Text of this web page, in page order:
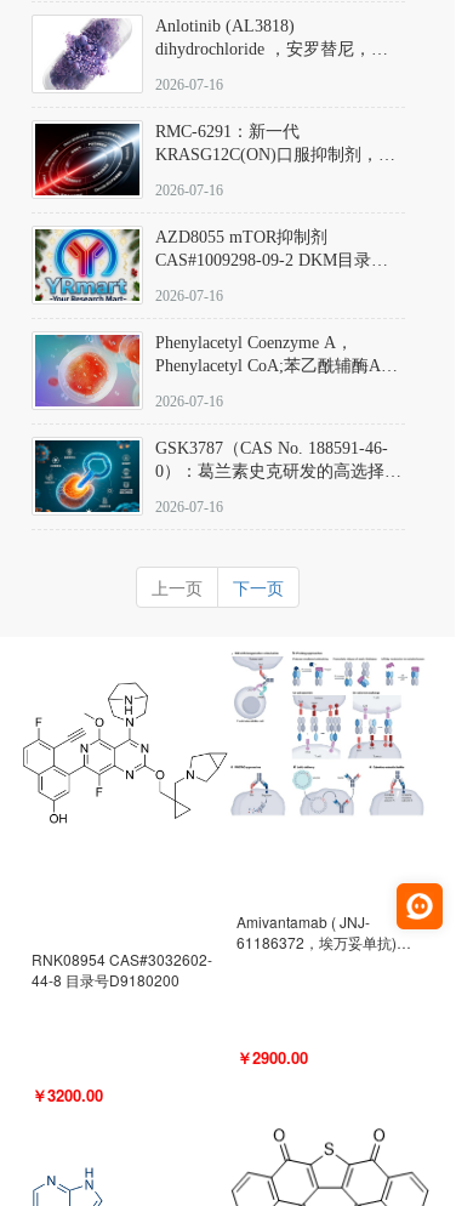
Anlotinib (AL3818)
dihydrochloride ，安罗替尼，
Hydrochloride实验方法步骤SOP
2026-07-16
RMC-6291：新一代
KRASG12C(ON)口服抑制剂，
(Elironrasib)CAS#2641998-63-0
2026-07-16
AZD8055 mTOR抑制剂
CAS#1009298-09-2 DKM目录号
激酶抑制剂的深度剖析
2026-07-16
Phenylacetyl Coenzyme A，
Phenylacetyl CoA;苯乙酰辅酶A
2026-07-16
GSK3787（CAS No. 188591-46-
0）：葛兰素史克研发的高选择
抗剂，被广泛视为研究PPARδ核
靶点药理机制的金标准化学探
针。
2026-07-16
上一页 下一页
RNK08954 CAS#3032602-
44-8 目录号D9180200
￥3200.00
Amivantamab ( JNJ-
61186372，埃万妥单抗)
￥2900.00